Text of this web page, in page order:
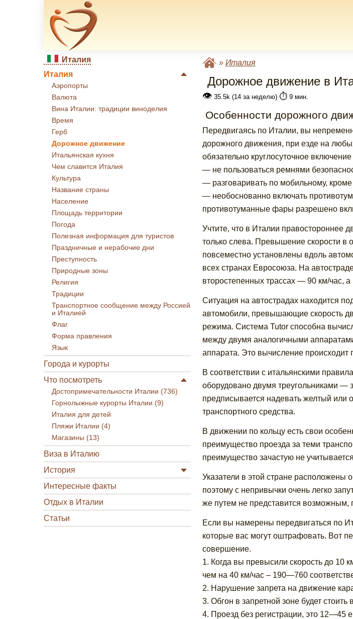
Италия
Италия
Аэропорты
Валюта
Вина Италии: традиции виноделия
Время
Герб
Дорожное движение
Итальянская кухня
Чем славится Италия
Культура
Название страны
Население
Площадь территории
Погода
Полезная информация для туристов
Праздничные и нерабочие дни
Преступность
Природные зоны
Религия
Традиции
Транспортное сообщение между Россией
и Италией
Флаг
Форма правления
Язык
Города и курорты
Что посмотреть
Достопримечательности Италии (736)
Горнолыжные курорты Италии (9)
Италия для детей
Пляжи Италии (4)
Магазины (13)
Виза в Италию
История
Интересные факты
Отдых в Италии
Статьи
» Италия
Дорожное движение в
👁35.5k (14 за неделю) ⏱️9 мин.
Особенности дорожного
Передвигаясь по Италии, вы
дорожного движения, при езде на
обязательно круглосуточное
— не пользоваться ремнями
— разговаривать по мобильному,
— необоснованно включать
противотуманные фары разрешено
Учтите, что в Италии правостороннее
только слева. Превышение скорости в
повсеместно установлены вдоль
всех странах Евросоюза. На
второстепенных трассах — 90 км/час,
Ситуация на автострадах находится
автомобили, превышающие скорость
режима. Система Tutor способна
между двумя аналогичными
аппарата. Это вычисление происходит
В соответствии с итальянскими
оборудовано двумя треугольниками —
предписывается надевать желтый или
транспортного средства.
В движении по кольцу есть свои
преимущество проезда за теми
преимущество зачастую не
Указатели в этой стране расположены
поэтому с непривычки очень легко
же путем не представится возможным,
Если вы намерены передвигаться по
которые вас могут оштрафовать. Вот
совершение.
1. Когда вы превысили скорость до 10
чем на 40 км/час – 190—760
2. Нарушение запрета на движение
3. Обгон в запретной зоне будет
4. Проезд без регистрации, это 12—45